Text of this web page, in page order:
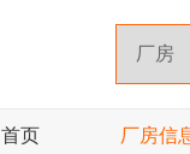
首页 厂房信